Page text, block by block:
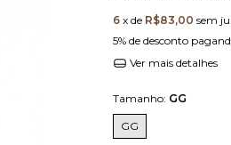
6 x de R$83,00 sem
5% de desconto
Ver mais detalhes
Tamanho: GG
GG